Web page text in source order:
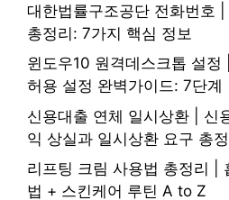
대한법률구조공단 전화번호
총정리: 7가지 핵심 정보
윈도우10 원격데스크톱 설정
허용 설정 완벽가이드: 7단계
신용대출 연체 일시상환 | 신
익 상실과 일시상환 요구 총
리프팅 크림 사용법 총정리 |
법 + 스킨케어 루틴 A to Z